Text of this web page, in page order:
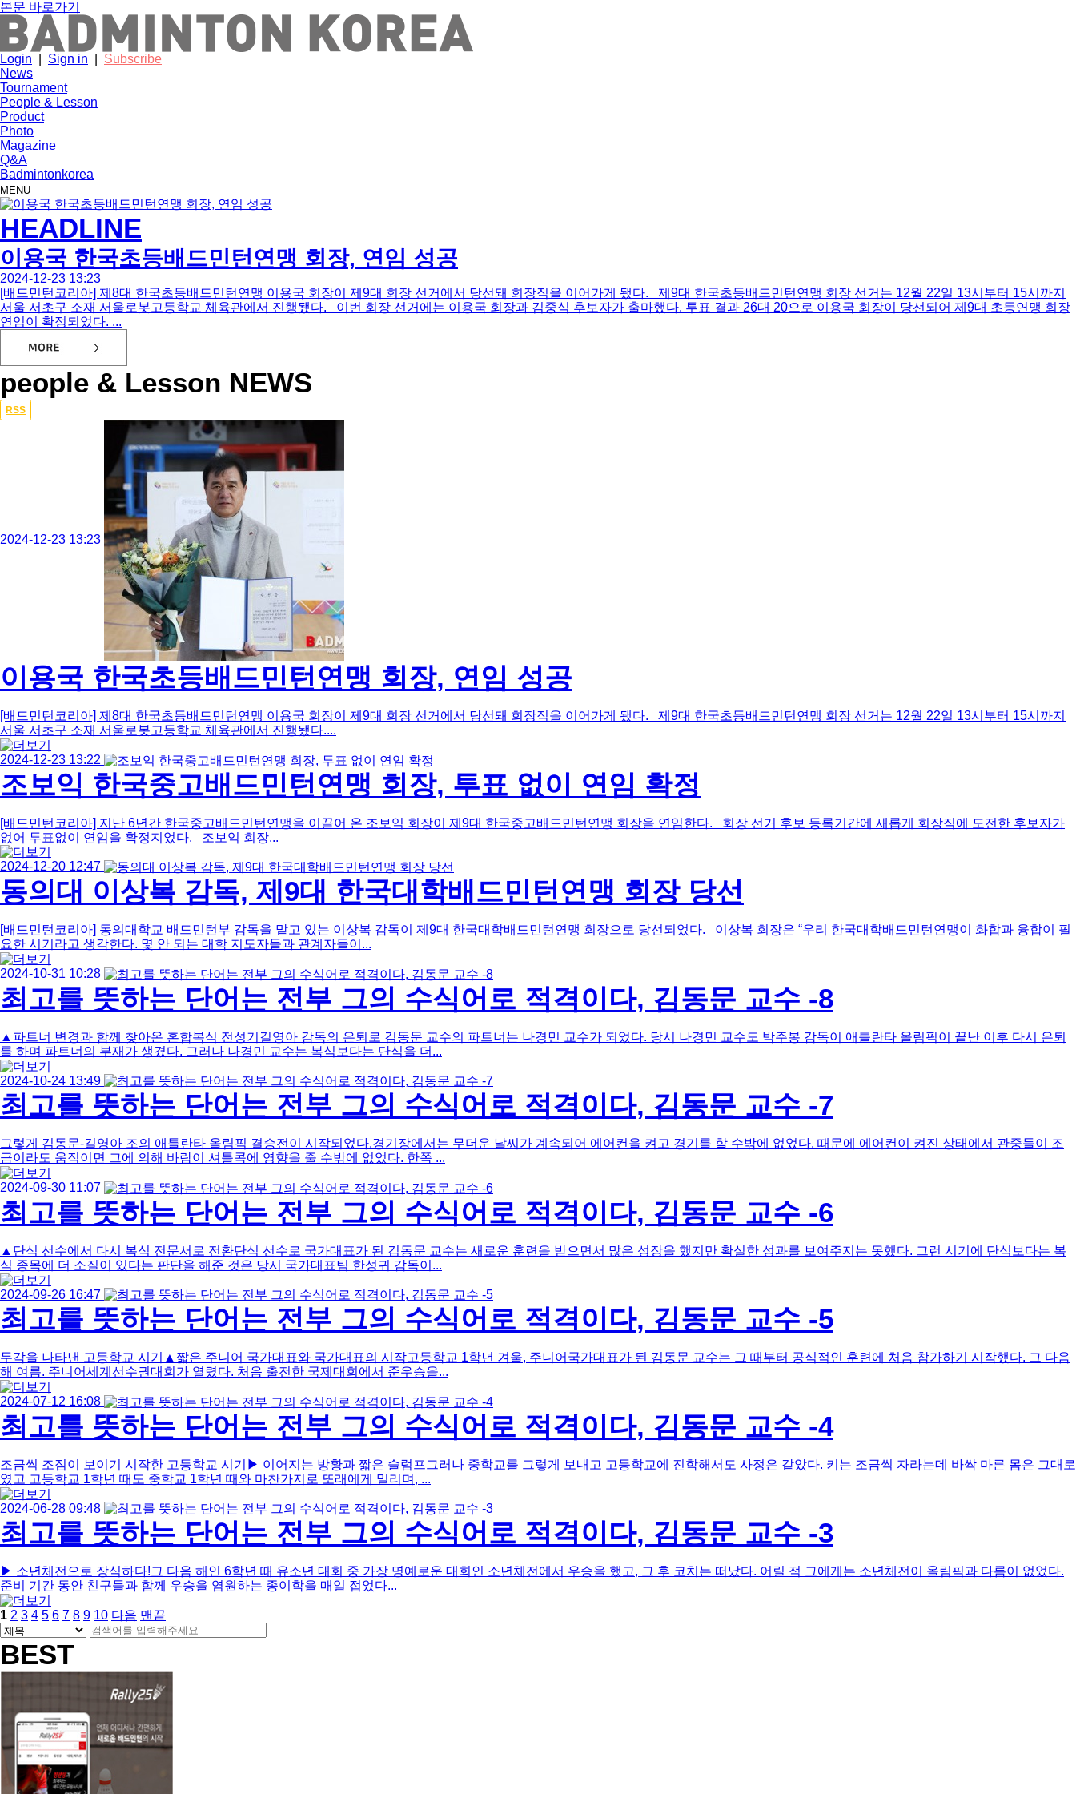
본문 바로가기
Login Sign in
Subscribe
News
Tournament
People & Lesson
Product
Photo
Magazine
Q&A
Badmintonkorea
MENU
HEADLINE
이용국 한국초등배드민턴연맹 회장, 연임 성공
2024-12-23 13:23
[배드민턴코리아] 제8대 한국초등배드민턴연맹 이용국 회장이 제9대 회장 선거에서 당선돼 회장직을 이어가게 됐다. 제9대 한국초등배드민턴연맹 회장 선거는 12월 22일 13시부터 15시까지
서울 서초구 소재 서울로봇고등학교 체육관에서 진행됐다. 이번 회장 선거에는 이용국 회장과 김중식 후보자가 출마했다. 투표 결과 26대 20으로 이용국 회장이 당선되어 제9대 초등연맹 회장
연임이 확정되었다. ...
people & Lesson NEWS
Total
250
RSS
2024-12-23 13:23
이용국 한국초등배드민턴연맹 회장, 연임 성공
[배드민턴코리아] 제8대 한국초등배드민턴연맹 이용국 회장이 제9대 회장 선거에서 당선돼 회장직을 이어가게 됐다. 제9대 한국초등배드민턴연맹 회장 선거는 12월 22일 13시부터 15시까지
서울 서초구 소재 서울로봇고등학교 체육관에서 진행됐다....
2024-12-23 13:22
조보익 한국중고배드민턴연맹 회장, 투표 없이 연임 확정
[배드민턴코리아] 지난 6년간 한국중고배드민턴연맹을 이끌어 온 조보익 회장이 제9대 한국중고배드민턴연맹 회장을 연임한다. 회장 선거 후보 등록기간에 새롭게 회장직에 도전한 후보자가
없어 투표없이 연임을 확정지었다. 조보익 회장...
2024-12-20 12:47
동의대 이상복 감독, 제9대 한국대학배드민턴연맹 회장 당선
[배드민턴코리아] 동의대학교 배드민턴부 감독을 맡고 있는 이상복 감독이 제9대 한국대학배드민턴연맹 회장으로 당선되었다. 이상복 회장은 “우리 한국대학배드민턴연맹이 화합과 융합이 필
요한 시기라고 생각한다. 몇 안 되는 대학 지도자들과 관계자들이...
2024-10-31 10:28
최고를 뜻하는 단어는 전부 그의 수식어로 적격이다, 김동문 교수 -8
▲파트너 변경과 함께 찾아온 혼합복식 전성기길영아 감독의 은퇴로 김동문 교수의 파트너는 나경민 교수가 되었다. 당시 나경민 교수도 박주봉 감독이 애틀란타 올림픽이 끝난 이후 다시 은퇴
를 하며 파트너의 부재가 생겼다. 그러나 나경민 교수는 복식보다는 단식을 더...
2024-10-24 13:49
최고를 뜻하는 단어는 전부 그의 수식어로 적격이다, 김동문 교수 -7
그렇게 김동문-길영아 조의 애틀란타 올림픽 결승전이 시작되었다.경기장에서는 무더운 날씨가 계속되어 에어컨을 켜고 경기를 할 수밖에 없었다. 때문에 에어컨이 켜진 상태에서 관중들이 조
금이라도 움직이면 그에 의해 바람이 셔틀콕에 영향을 줄 수밖에 없었다. 한쪽 ...
2024-09-30 11:07
최고를 뜻하는 단어는 전부 그의 수식어로 적격이다, 김동문 교수 -6
▲단식 선수에서 다시 복식 전문서로 전환단식 선수로 국가대표가 된 김동문 교수는 새로운 훈련을 받으면서 많은 성장을 했지만 확실한 성과를 보여주지는 못했다. 그런 시기에 단식보다는 복
식 종목에 더 소질이 있다는 판단을 해준 것은 당시 국가대표팀 한성귀 감독이...
2024-09-26 16:47
최고를 뜻하는 단어는 전부 그의 수식어로 적격이다, 김동문 교수 -5
두각을 나타낸 고등학교 시기▲짧은 주니어 국가대표와 국가대표의 시작고등학교 1학년 겨울, 주니어국가대표가 된 김동문 교수는 그 때부터 공식적인 훈련에 처음 참가하기 시작했다. 그 다음
해 여름. 주니어세계선수권대회가 열렸다. 처음 출전한 국제대회에서 준우승을...
2024-07-12 16:08
최고를 뜻하는 단어는 전부 그의 수식어로 적격이다, 김동문 교수 -4
조금씩 조짐이 보이기 시작한 고등학교 시기▶ 이어지는 방황과 짧은 슬럼프그러나 중학교를 그렇게 보내고 고등학교에 진학해서도 사정은 같았다. 키는 조금씩 자라는데 바싹 마른 몸은 그대로
였고 고등학교 1학년 때도 중학교 1학년 때와 마찬가지로 또래에게 밀리며, ...
2024-06-28 09:48
최고를 뜻하는 단어는 전부 그의 수식어로 적격이다, 김동문 교수 -3
▶ 소년체전으로 장식하다!그 다음 해인 6학년 때 유소년 대회 중 가장 명예로운 대회인 소년체전에서 우승을 했고, 그 후 코치는 떠났다. 어릴 적 그에게는 소년체전이 올림픽과 다름이 없었다.
준비 기간 동안 친구들과 함께 우승을 염원하는 종이학을 매일 접었다...
열
린
1 페
이
지
2 페
이
지
3페
지
4페
지
5페
지
6페
지
7페
이
지
8페
이
9페
이
10페
이
다음 맨끝
게
시
물
검
색
대
상
검
필
BEST